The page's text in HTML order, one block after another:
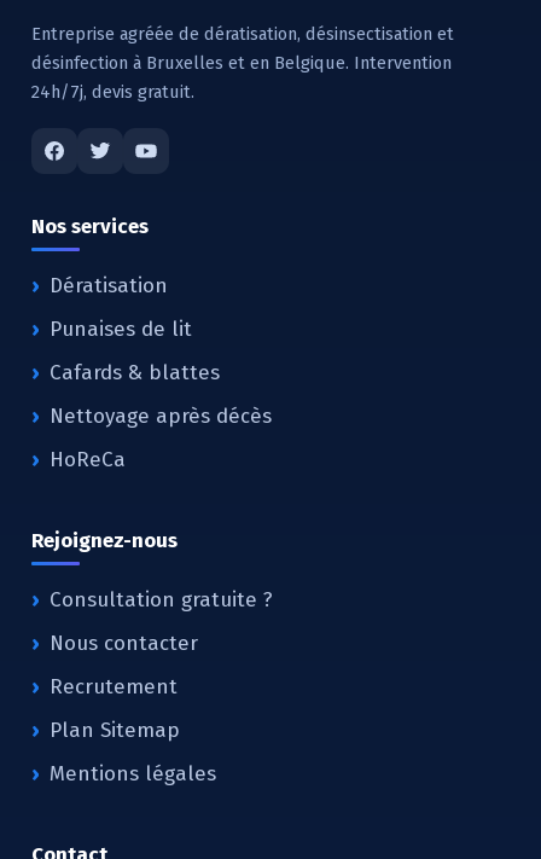
Entreprise agréée de dératisation, désinsectisation et
désinfection à Bruxelles et en Belgique. Intervention
24h/7j, devis gratuit.
Nos services
Dératisation
Punaises de lit
Cafards & blattes
Nettoyage après décès
HoReCa
Rejoignez-nous
Consultation gratuite ?
Nous contacter
Recrutement
Plan Sitemap
Mentions légales